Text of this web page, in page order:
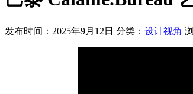
发布时间：2025年9月12日 分类： 设计视角